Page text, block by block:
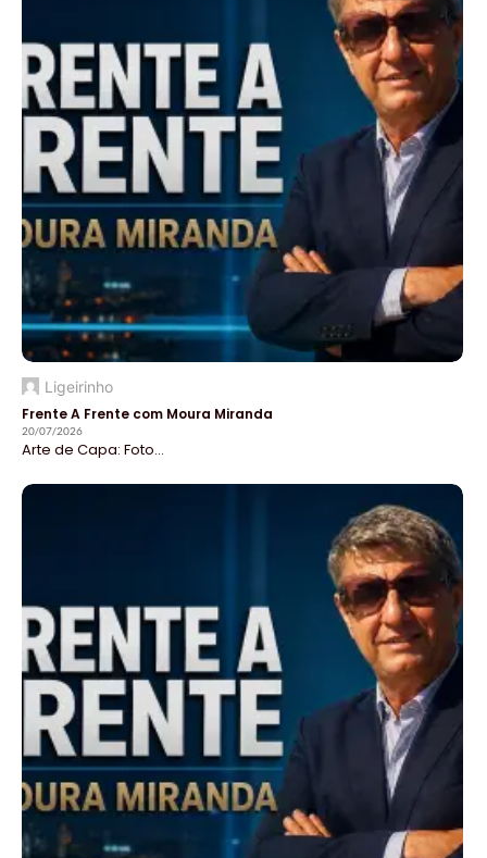
Ligeirinho
Frente A Frente com Moura Miranda
20/07/2026
Arte de Capa: Foto...